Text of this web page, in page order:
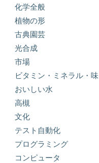
化学全般
植物の形
古典園芸
光合成
市場
ビタミン・ミネラル・味
おいしい水
高槻
文化
テスト自動化
プログラミング
コンピュータ